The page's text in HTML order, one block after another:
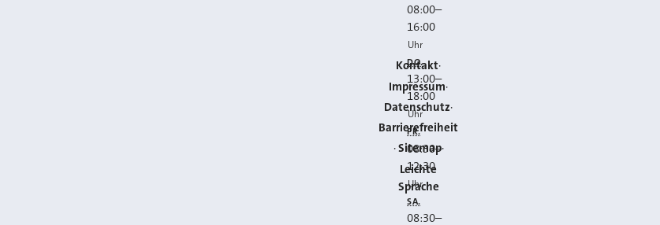
Kontakt
Impressum
Datenschutz
Barrierefreiheit
Sitemap
Leichte
Sprache
08:00–
16:00
Uhr
DO.
13:00–
18:00
Uhr
FR.
08:30–
12:30
Uhr
SA.
08:30–